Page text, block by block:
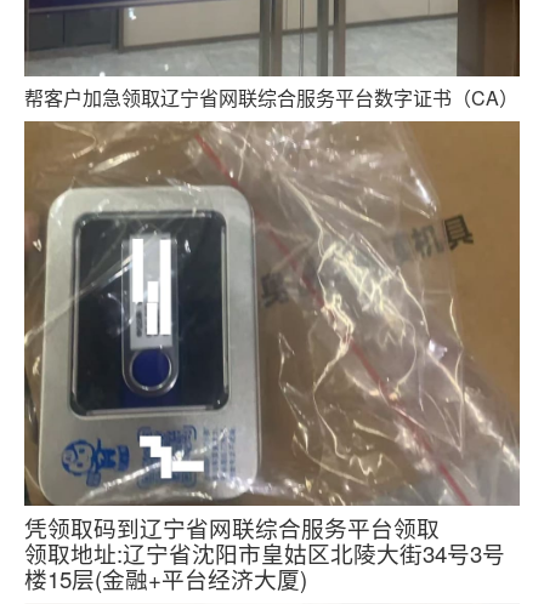
帮客户加急领取辽宁省网联综合服务平台数字证书（CA）
凭领取码到辽宁省网联综合服务平台领取
领取地址:辽宁省沈阳市皇姑区北陵大街34号3号
楼15层(金融+平台经济大厦)